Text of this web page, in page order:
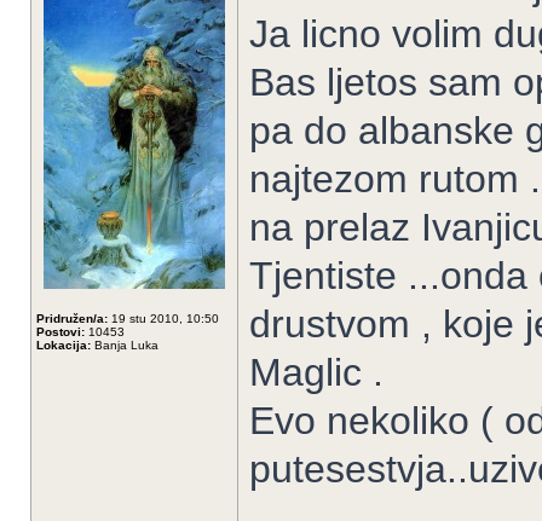
Pridružen/a: 19 stu 2010, 10:50
Postovi: 10453
Lokacija: Banja Luka
Ja licno volim
Bas ljetos sam
pa do albanske
najtezom rutom
na prelaz
Tjentiste ...onda
drustvom , koje
Maglic .
Evo nekoliko (